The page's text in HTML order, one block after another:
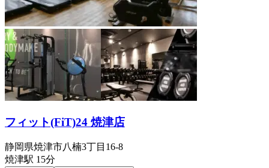
フィット(FiT)24 焼津店
静岡県焼津市八楠3丁目16-8
焼津駅 15分